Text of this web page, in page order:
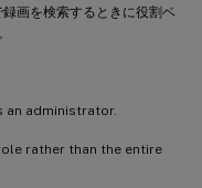
画を検索するときに役割ベ
an administrator.
rather than the entire